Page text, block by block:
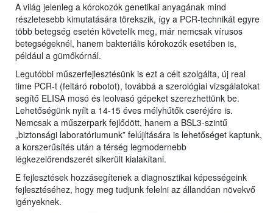
A világ jelenleg a kórokozók genetikai anyagának mind
részletesebb kimutatására törekszik, így a PCR-technikát egyre
több betegség esetén követelik meg, már nemcsak vírusos
betegségeknél, hanem bakteriális kórokozók esetében is,
például a gümőkórnál.
Legutóbbi műszerfejlesztésünk is ezt a célt szolgálta, új real
time PCR-t (feltáró robotot), továbbá a szerológiai vizsgálatokat
segítő ELISA mosó és leolvasó gépeket szerezhettünk be.
Lehetőségünk nyílt a 14-15 éves mélyhűtők cseréjére is.
Nemcsak a műszerpark fejlődött, hanem a BSL3-szintű
„biztonsági laboratóriumunk” felújítására is lehetőséget kaptunk,
a korszerűsítés után a térség legmodernebb
légkezelőrendszerét sikerült kialakítani.
E fejlesztések hozzásegítenek a diagnosztikai képességeink
fejlesztéséhez, hogy meg tudjunk felelni az állandóan növekvő
igényeknek.